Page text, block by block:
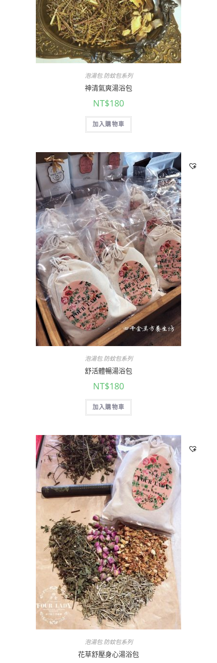
泡湯包.防蚊包系列
神清氣爽湯浴包
NT$180
加入購物車
泡湯包.防蚊包系列
舒活體暢湯浴包
NT$180
加入購物車
泡湯包.防蚊包系列
花草舒壓身心湯浴包